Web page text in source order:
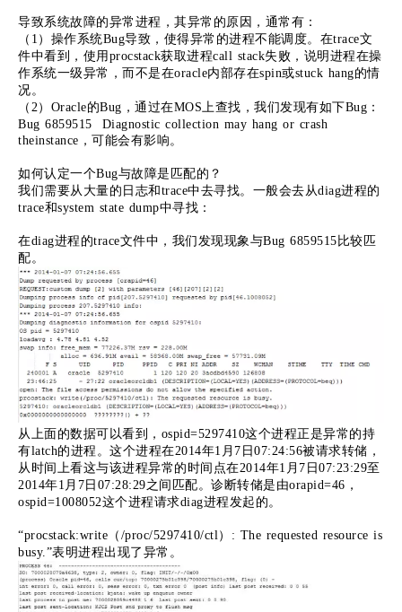
导致系统故障的异常进程，其异常的原因，通常有：
（1）操作系统Bug导致，使得异常的进程不能调度。在trace文
件中看到，使用procstack获取进程call stack失败，说明进程在操
作系统一级异常，而不是在oracle内部存在spin或stuck hang的情
况。
（2）Oracle的Bug，通过在MOS上查找，我们发现有如下Bug：
Bug 6859515 Diagnostic collection may hang or crash
theinstance，可能会有影响。
如何认定一个Bug与故障是匹配的？
我们需要从大量的日志和trace中去寻找。一般会去从diag进程的
trace和system state dump中寻找：
在diag进程的trace文件中，我们发现现象与Bug 6859515比较匹
配。
从上面的数据可以看到，ospid=5297410这个进程正是异常的持
有latch的进程。这个进程在2014年1月7日07:24:56被请求转储，
从时间上看这与该进程异常的时间点在2014年1月7日07:23:29至
2014年1月7日07:28:29之间匹配。诊断转储是由orapid=46，
ospid=1008052这个进程请求diag进程发起的。
“procstack:write（/proc/5297410/ctl）: The requested resource is
busy.”表明进程出现了异常。